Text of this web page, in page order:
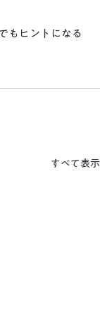
もヒントになる
すべて表示